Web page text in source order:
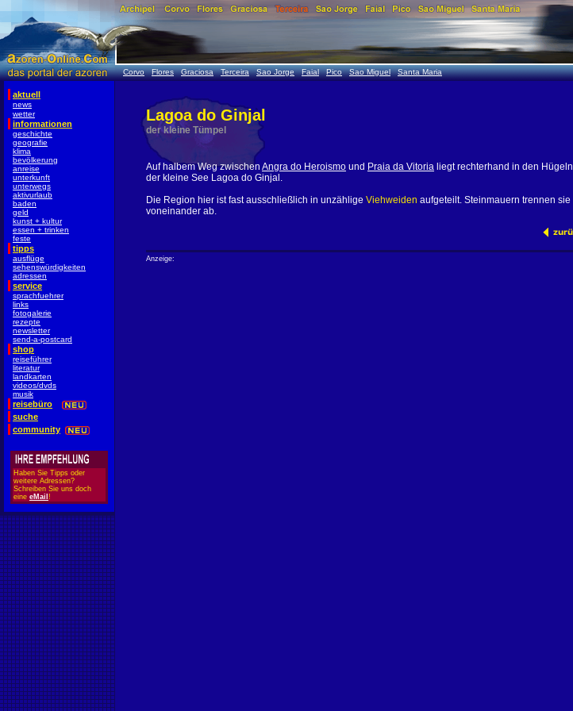
Corvo Flores Graciosa Terceira Sao Jorge Faial Pico Sao Miguel Santa Maria
aktuell
news
wetter
informationen
geschichte
geografie
klima
bevölkerung
anreise
unterkunft
unterwegs
aktivurlaub
baden
geld
kunst + kultur
essen + trinken
feste
tipps
ausflüge
sehenswürdigkeiten
adressen
service
sprachfuehrer
links
fotogalerie
rezepte
newsletter
send-a-postcard
shop
reiseführer
literatur
landkarten
videos/dvds
musik
reisebüro
suche
community
Haben Sie Tipps oder
weitere Adressen?
Schreiben Sie uns doch
eine eMail !
Lagoa do Ginjal
der kleine Tümpel
Auf halbem Weg zwischen Angra do Heroismo und Praia da Vitoria liegt rechterhand in den Hügeln
der kleine See Lagoa do Ginjal.
Die Region hier ist fast ausschließlich in unzählige Viehweiden aufgeteilt. Steinmauern trennen sie
voneinander ab.
Anzeige: